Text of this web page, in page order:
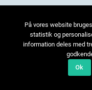
På vores website
statistik og
information deles med
Ok